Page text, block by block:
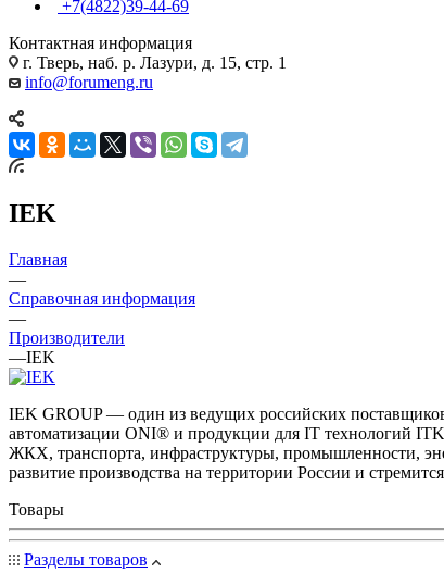
+7(4822)39-44-69
Контактная информация
г. Тверь, наб. р. Лазури, д. 15, стр. 1
info@forumeng.ru
IEK
Главная
—
Справочная информация
—
Производители
—IEK
IEK GROUP — один из ведущих российских
автоматизации ONI® и продукции для IT технологий
ЖКХ, транспорта, инфраструктуры, промышленности,
развитие производства на территории России и
Товары
Разделы товаров